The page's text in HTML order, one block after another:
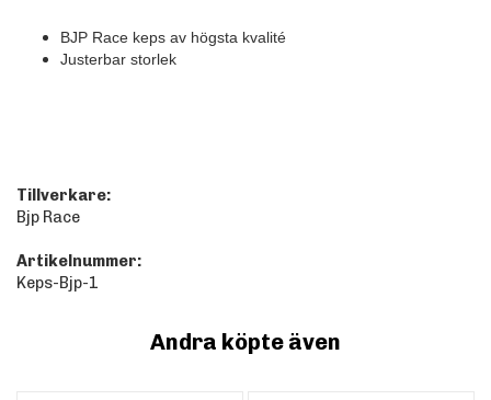
BJP Race keps av högsta kvalité
Justerbar storlek
Tillverkare:
Bjp Race
Artikelnummer:
Keps-Bjp-1
Andra köpte även